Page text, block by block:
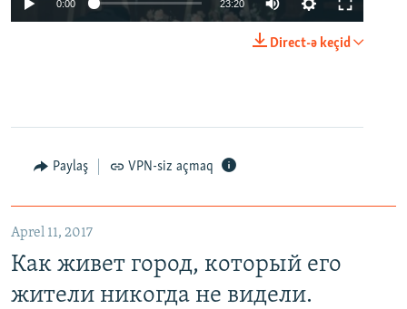
0:00 23:20
Direct-ə keçid
Paylaş VPN-siz açmaq
Aprel 11, 2017
Как живет город, который его
жители никогда не видели.